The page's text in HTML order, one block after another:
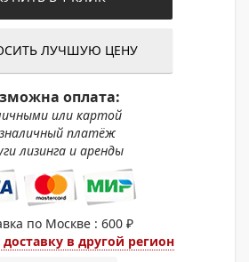
ЛУЧШУЮ ЦЕНУ
оплата:
или картой
платёж
лизинга и аренды
по Москве : 600 ₽
доставку в другой регион